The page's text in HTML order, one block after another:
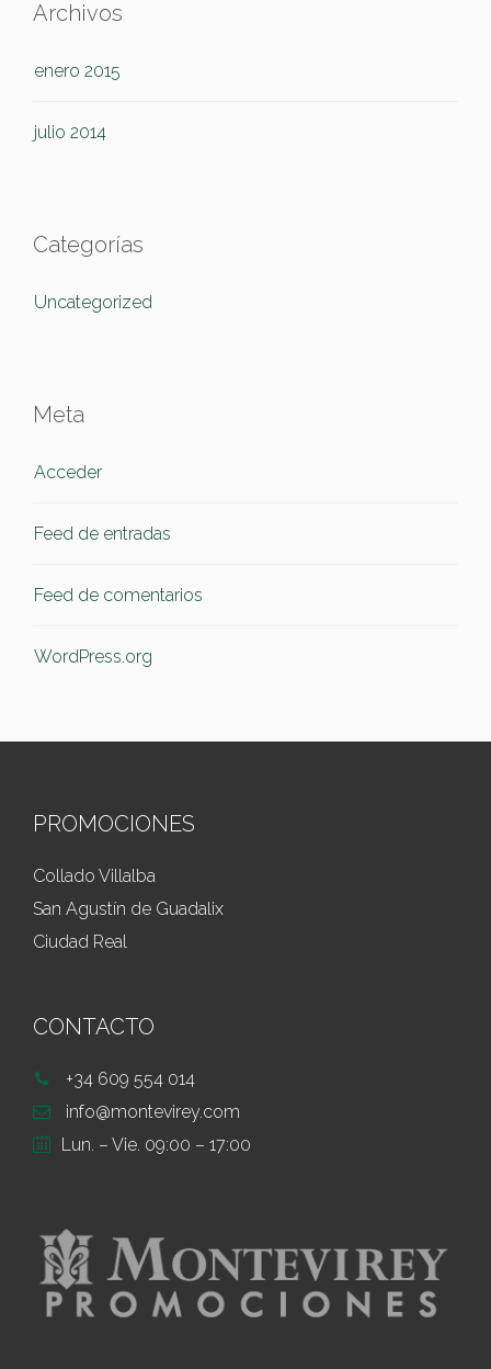
Archivos
enero 2015
julio 2014
Categorías
Uncategorized
Meta
Acceder
Feed de entradas
Feed de comentarios
WordPress.org
PROMOCIONES
Collado Villalba
San Agustín de Guadalix
Ciudad Real
CONTACTO
+34 609 554 014
info@montevirey.com
Lun. – Vie. 09:00 – 17:00